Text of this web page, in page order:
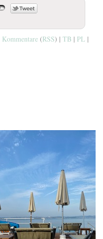
Kommentare (RSS) | TB | PL |